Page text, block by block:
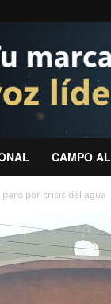
CAMPO
por crisis del agua